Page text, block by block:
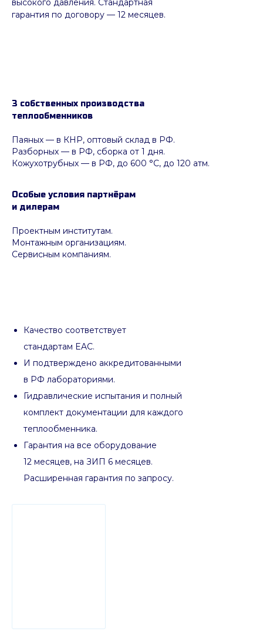
высокого давления. Стандартная
гарантия по договору — 12 месяцев.
3 собственных производства
теплообменников
Паяных — в КНР, оптовый склад в РФ.
Разборных — в РФ, сборка от 1 дня.
Кожухотрубных — в РФ, до 600 °C, до 120 атм.
Особые условия партнёрам
и дилерам
Проектным институтам.
Монтажным организациям.
Сервисным компаниям.
Качество соответствует
стандартам EAC.
И подтверждено аккредитованными
в РФ лабораториями.
Гидравлические испытания и полный
комплект документации для каждого
теплообменника.
Гарантия на все оборудование
12 месяцев, на ЗИП 6 месяцев.
Расширенная гарантия по запросу.